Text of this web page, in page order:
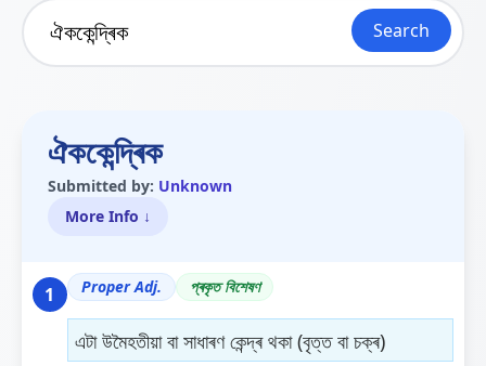
Search
ঐককেন্দ্ৰিক
Submitted by: Unknown
More Info ↓
1 Proper Adj. প্ৰকৃত বিশেষণ
এটা উমৈহতীয়া বা সাধাৰণ কেন্দ্ৰ থকা (বৃত্ত বা চক্ৰ)